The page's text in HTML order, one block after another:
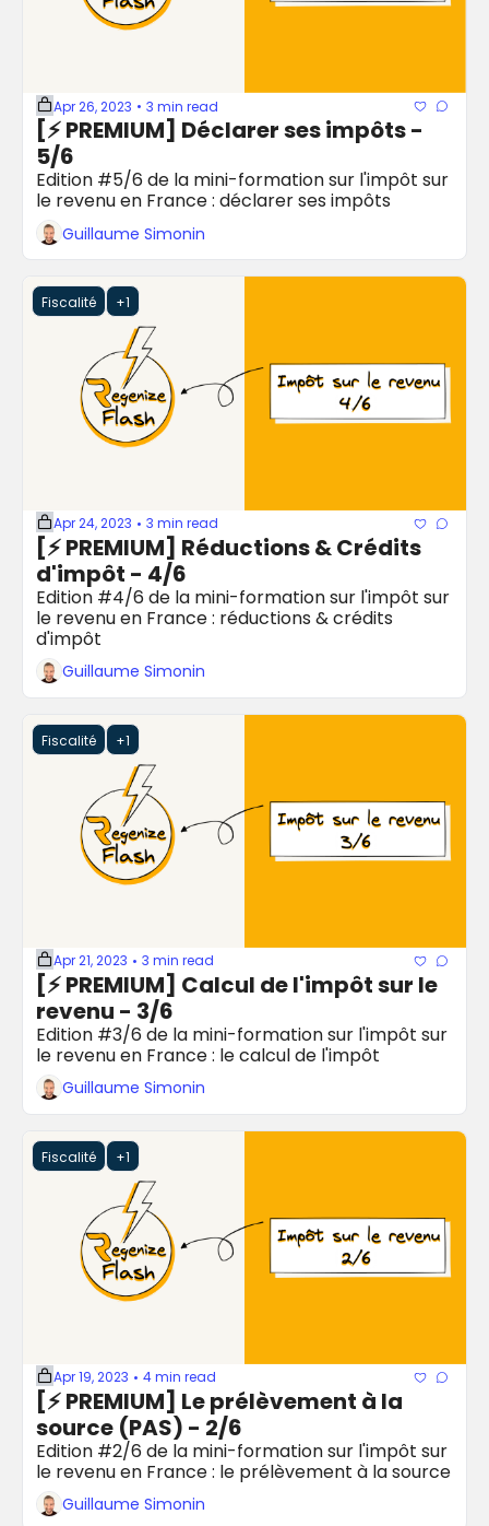
Apr 26, 2023 • 3 min read
[⚡️ PREMIUM] Déclarer ses impôts -
5/6
Edition #5/6 de la mini-formation sur l'impôt sur
le revenu en France : déclarer ses impôts
Guillaume Simonin
Fiscalité +1
Apr 24, 2023 • 3 min read
[⚡️ PREMIUM] Réductions & Crédits
d'impôt - 4/6
Edition #4/6 de la mini-formation sur l'impôt sur
le revenu en France : réductions & crédits
d'impôt
Guillaume Simonin
Fiscalité +1
Apr 21, 2023 • 3 min read
[⚡️ PREMIUM] Calcul de l'impôt sur le
revenu - 3/6
Edition #3/6 de la mini-formation sur l'impôt sur
le revenu en France : le calcul de l'impôt
Guillaume Simonin
Fiscalité +1
Apr 19, 2023 • 4 min read
[⚡️ PREMIUM] Le prélèvement à la
source (PAS) - 2/6
Edition #2/6 de la mini-formation sur l'impôt sur
le revenu en France : le prélèvement à la source
Guillaume Simonin